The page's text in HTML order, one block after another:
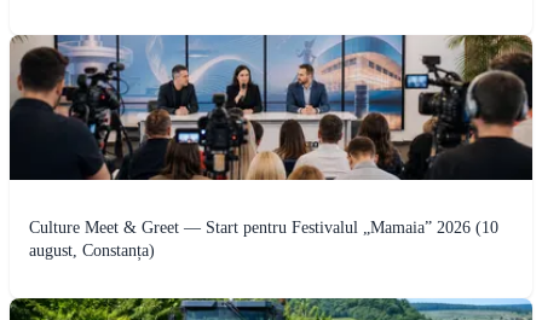
Culture Meet & Greet — Start pentru Festivalul „Mamaia” 2026 (10
august, Constanța)